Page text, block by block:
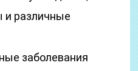
и различные
заболевания